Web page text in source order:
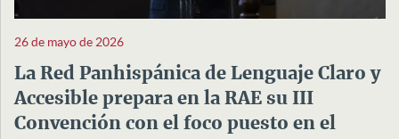
26 de mayo de 2026
La Red Panhispánica de Lenguaje Claro y
Accesible prepara en la RAE su III
Convención con el foco puesto en el